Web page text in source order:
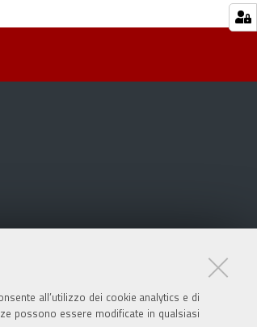
all’utilizzo dei cookie analytics e di
possono essere modificate in qualsiasi